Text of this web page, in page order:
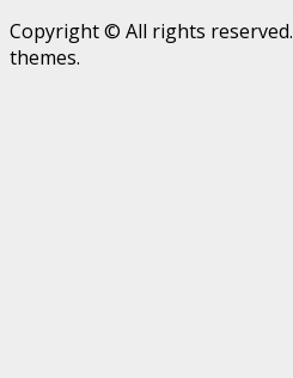
Copyright © All rights reserved.
themes.